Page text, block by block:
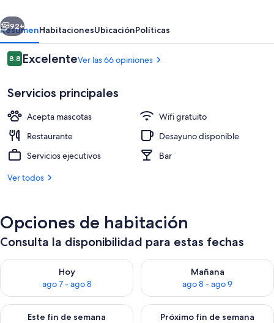
Terraza o patio
Siguiente
92+
ResumenHabitacionesUbicaciónPolíticas
Opiniones
8.88.8 de 10,
ExcelenteVer las 66 opiniones
Servicios principales
Acepta mascotas
Wifi gratuito
Restaurante
Desayuno disponible
Servicios ejecutivos
Bar
Ver todos
Opciones de habitación
Consulta la disponibilidad para estas fechas
Hoy
ago 7 - ago 8
Consulta la disponibilidad para hoy ago 7 - ago 8
Mañana
ago 8 - ago 9
Consulta la disponibilidad
Este fin de semana
Consulta la disponibilidad para este fin de semana ago 7 -
Próximo fin de semana
Consulta la disponibilidad